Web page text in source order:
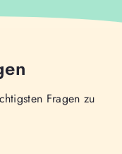
Fragen zu